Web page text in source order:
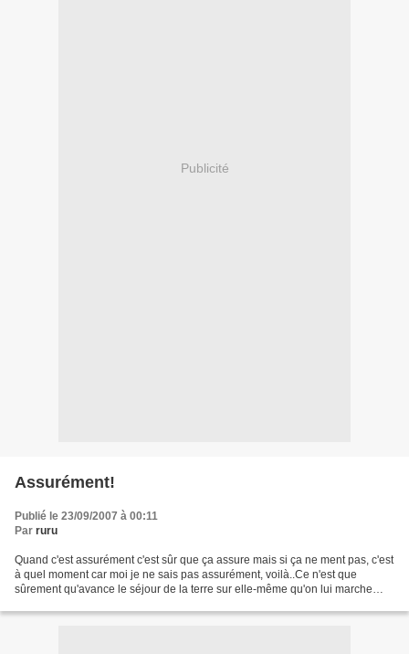
Publicité
Assurément!
Publié le 23/09/2007 à 00:11
Par ruru
Quand c'est assurément c'est sûr que ça assure mais si ça ne ment pas, c'est
à quel moment car moi je ne sais pas assurément, voilà..Ce n'est que
sûrement qu'avance le séjour de la terre sur elle-même qu'on lui marche